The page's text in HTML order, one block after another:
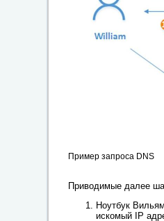
Пример запроса DNS
Приводимые далее
Ноутбук
искомый IP